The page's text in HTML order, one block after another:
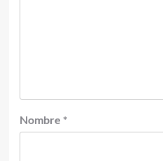
Nombre *